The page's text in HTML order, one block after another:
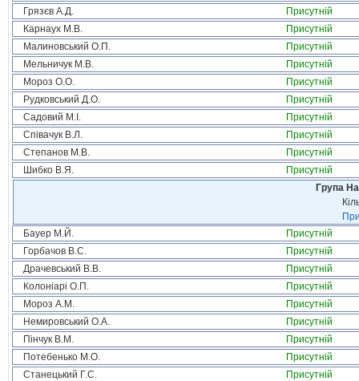
Грязєв А.Д.
Присутній
Карнаух М.В.
Присутній
Малиновський О.П.
Присутній
Мельничук М.В.
Присутній
Мороз О.О.
Присутній
Рудковський Д.О.
Присутній
Садовий М.І.
Присутній
Співачук В.Л.
Присутній
Степанов М.В.
Присутній
Шибко В.Я.
Присутній
Група
Бауер М.Й.
Присутній
Горбачов В.С.
Присутній
Драчевський В.В.
Присутній
Колоніарі О.П.
Присутній
Мороз А.М.
Присутній
Немировський О.А.
Присутній
Пінчук В.М.
Присутній
Потебенько М.О.
Присутній
Станецький Г.С.
Присутній